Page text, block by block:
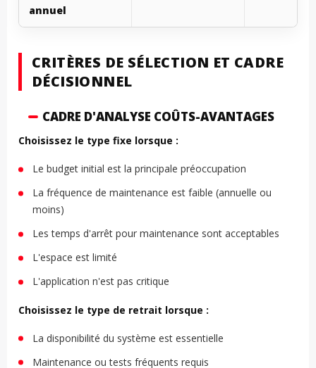
annuel
CRITÈRES DE SÉLECTION ET CADRE
DÉCISIONNEL
CADRE D'ANALYSE COÛTS-AVANTAGES
Choisissez le type fixe lorsque :
Le budget initial est la principale préoccupation
La fréquence de maintenance est faible (annuelle ou
moins)
Les temps d'arrêt pour maintenance sont acceptables
L'espace est limité
L'application n'est pas critique
Choisissez le type de retrait lorsque :
La disponibilité du système est essentielle
Maintenance ou tests fréquents requis